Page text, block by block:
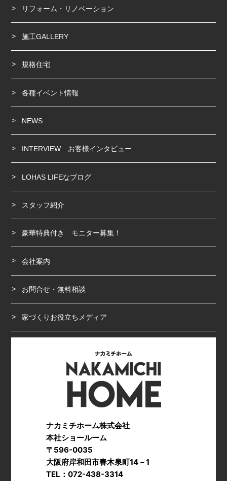
リフォーム・リノベーション
施工GALLERY
規格住宅
各種イベント情報
NEWS
INTERVIEW お客様インタビュー
LOHAS LIFEなブログ
スタッフ紹介
豪華特典付き モニター募集！
会社案内
お問合せ・無料相談
家づくりお役立ちメディア
ナカミチホーム株式会社
本社ショールーム
〒596-0035
大阪府岸和田市春木泉町14－1
TEL：072-438-3314